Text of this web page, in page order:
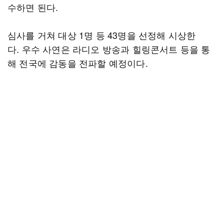
수하면 된다.
심사를 거쳐 대상 1명 등 43명을 선정해 시상한
다. 우수 사연은 라디오 방송과 힐링콘서트 등을 통
해 전국에 감동을 전파할 예정이다.